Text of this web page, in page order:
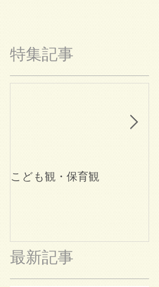
特集記事
こども観・保育観
最新記事